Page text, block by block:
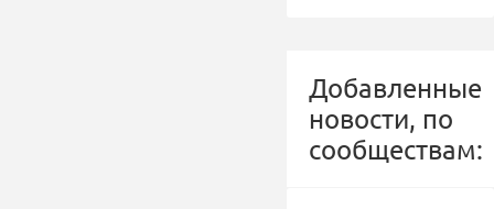
Добавленные
новости, по
сообществам: